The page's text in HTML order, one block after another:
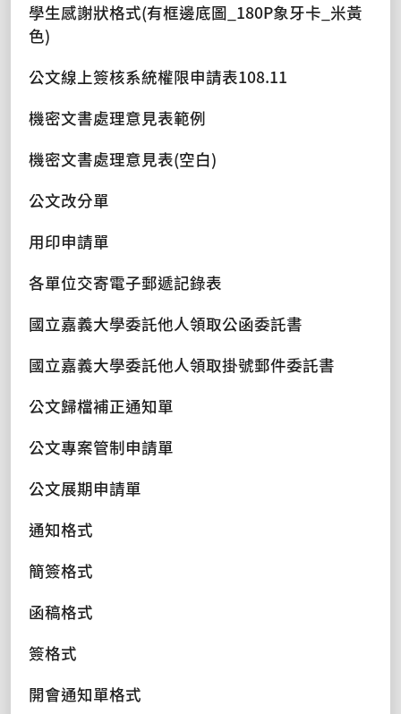
學生感謝狀格式(有框邊底圖_180P象牙卡_米黃
色)
公文線上簽核系統權限申請表108.11
機密文書處理意見表範例
機密文書處理意見表(空白)
公文改分單
用印申請單
各單位交寄電子郵遞記錄表
國立嘉義大學委託他人領取公函委託書
國立嘉義大學委託他人領取掛號郵件委託書
公文歸檔補正通知單
公文專案管制申請單
公文展期申請單
通知格式
簡簽格式
函稿格式
簽格式
開會通知單格式